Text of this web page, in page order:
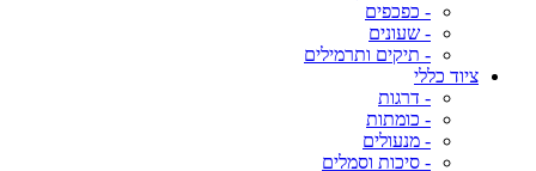
- כפכפים
- שעונים
- תיקים ותרמילים
ציוד כללי
- דרגות
- כומתות
- מנעולים
- סיכות וסמלים